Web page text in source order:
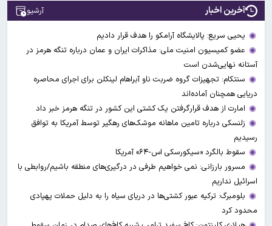
آخرین اخبار آرشیو
یحیی سریع: پالایشگاه آرامکو را هدف قرار دادیم
عضو کمیسیون امنیت ملی: مذاکرات ایران و عمان درباره تنگه هرمز در
آستانه نهایی‌شدن است
سنتکام: تجهیزات گروه ضربت ناو آبراهام لینکلن برای اجرای محاصره
دریایی همچنان آماده‌اند
امارت از هدف قرارگرفتن یک کشتی این کشور در تنگه هرمز خبر داد
زلنسکی درباره تامین ماهانه موشک‌های رهگیر توسط آمریکا به توافق
رسیدیم
سقوط بالگرد «سیکورسکی اس-۶۴» آمریکا
مسرور بارزانی: نمی خواهیم طرفی در درگیری‌های منطقه باشیم/روابطی با
اسرائیل نداریم
بلومبرگ: ترکیه عبور کشتی‌ها در دریای سیاه را به دلیل حملات پهپادی
محدود کرد